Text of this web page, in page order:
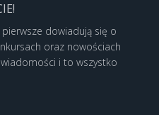
dowiadują się o
oraz nowościach
i to wszystko